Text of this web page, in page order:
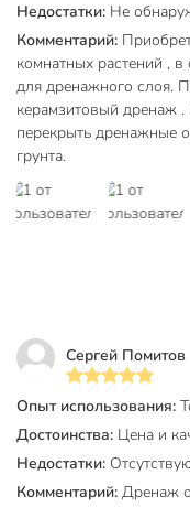
Недостатки: Не
Комментарий:
комнатных растений ,
для дренажного слоя.
керамзитовый дренаж .
перекрыть дренажные
грунта.
Сергей Помитов
Опыт использования:
Достоинства: Цена и
Недостатки:
Комментарий: Дренаж